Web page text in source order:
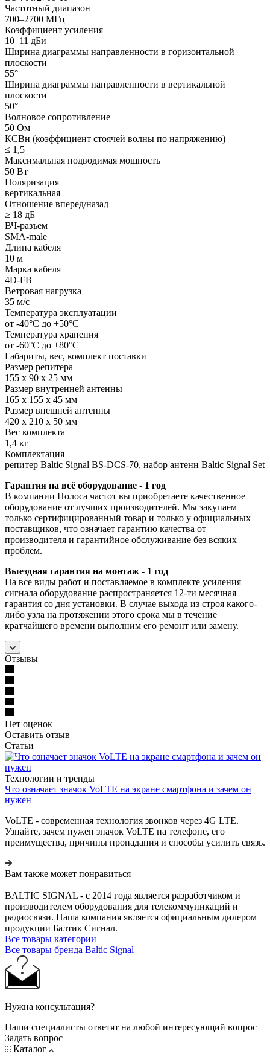
Частотный диапазон
700–2700 МГц
Коэффициент усиления
10–11 дБи
Ширина диаграммы направленности в горизонтальной
плоскости
55°
Ширина диаграммы направленности в вертикальной
плоскости
50°
Волновое сопротивление
50 Ом
КСВн (коэффициент стоячей волны по напряжению)
≤ 1,5
Максимальная подводимая мощность
50 Вт
Поляризация
вертикальная
Отношение вперед/назад
≥ 18 дБ
ВЧ-разъем
SMA-male
Длина кабеля
10 м
Марка кабеля
4D-FB
Ветровая нагрузка
35 м/с
Температура эксплуатации
от -40°С до +50°С
Температура хранения
от -60°С до +80°С
Габариты, вес, комплект поставки
Размер репитера
155 x 90 x 25 мм
Размер внутренней антенны
165 x 155 x 45 мм
Размер внешней антенны
420 x 210 x 50 мм
Вес комплекта
1,4 кг
Комплектация
репитер Baltic Signal BS-DCS-70, набор антенн Baltic Signal Set
Гарантия на всё оборудование - 1 год
В компании Полоса частот вы приобретаете качественное
оборудование от лучших производителей. Мы закупаем
только сертифицированный товар и только у официальных
поставщиков, что означает гарантию качества от
производителя и гарантийное обслуживание без всяких
проблем.
Выездная гарантия на монтаж - 1 год
На все виды работ и поставляемое в комплекте усиления
сигнала оборудование распространяется 12-ти месячная
гарантия со дня установки. В случае выхода из строя какого-
либо узла на протяжении этого срока мы в течение
кратчайшего времени выполним его ремонт или замену.
Отзывы
Нет оценок
Оставить отзыв
Статьи
Технологии и тренды
Что означает значок VoLTE на экране смартфона и зачем он
нужен
VoLTE - современная технология звонков через 4G LTE.
Узнайте, зачем нужен значок VoLTE на телефоне, его
преимущества, причины пропадания и способы усилить связь.
Вам также может понравиться
BALTIC SIGNAL - с 2014 года является разработчиком и
производителем оборудования для телекоммуникаций и
радиосвязи. Наша компания является официальным дилером
продукции Балтик Сигнал.
Все товары категории
Все товары бренда Baltic Signal
Нужна консультация?
Наши специалисты ответят на любой интересующий вопрос
Задать вопрос
Каталог